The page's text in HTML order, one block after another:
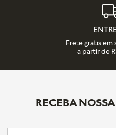
Frete grátis em
a partir de
RECEBA